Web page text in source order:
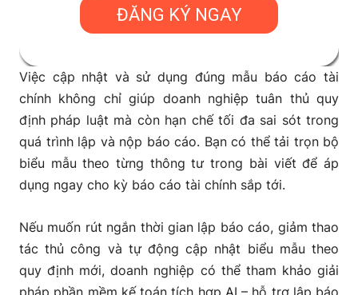
Việc cập nhật và sử dụng đúng mẫu báo cáo tài
chính không chỉ giúp doanh nghiệp tuân thủ quy
định pháp luật mà còn hạn chế tối đa sai sót trong
quá trình lập và nộp báo cáo. Bạn có thể tải trọn bộ
biểu mẫu theo từng thông tư trong bài viết để áp
dụng ngay cho kỳ báo cáo tài chính sắp tới.
Nếu muốn rút ngắn thời gian lập báo cáo, giảm thao
tác thủ công và tự động cập nhật biểu mẫu theo
quy định mới, doanh nghiệp có thể tham khảo giải
pháp phần mềm kế toán tích hợp AI – hỗ trợ lập báo